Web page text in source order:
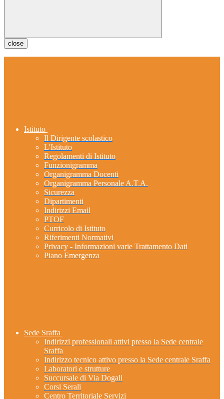
close
Istituto
Il Dirigente scolastico
L'Istituto
Regolamenti di Istituto
Funzionigramma
Organigramma Docenti
Organigramma Personale A.T.A.
Sicurezza
Dipartimenti
Indirizzi Email
PTOF
Curricolo di Istituto
Riferimenti Normativi
Privacy - Informazioni varie Trattamento Dati
Piano Emergenza
Sede Sraffa
Indirizzi professionali attivi presso la Sede centrale
Sraffa
Indirizzo tecnico attivo presso la Sede centrale Sraffa
Laboratori e strutture
Succursale di Via Dogali
Corsi Serali
Centro Territoriale Servizi